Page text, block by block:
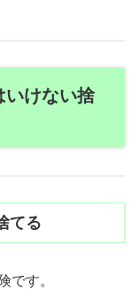
いけない捨
てる
です。